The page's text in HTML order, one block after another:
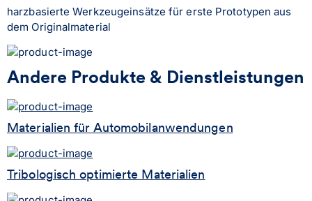
harzbasierte Werkzeugeinsätze für erste Prototypen aus
dem Originalmaterial
Andere Produkte & Dienstleistungen
Materialien für Automobilanwendungen
Tribologisch optimierte Materialien